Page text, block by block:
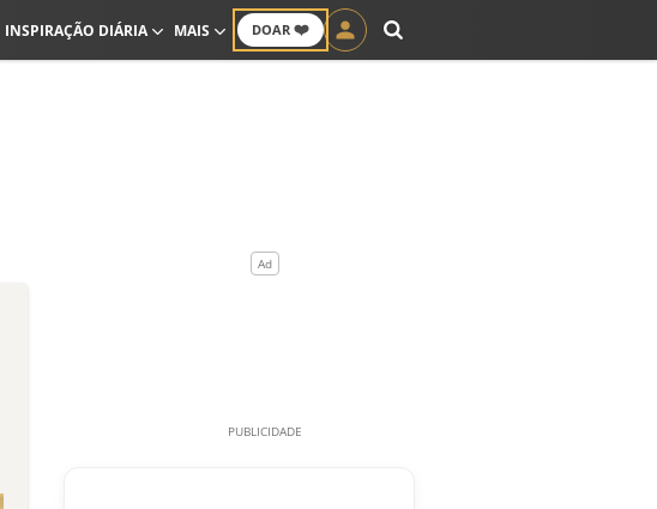
DOAR ❤️
INSPIRAÇÃO DIÁRIA MAIS